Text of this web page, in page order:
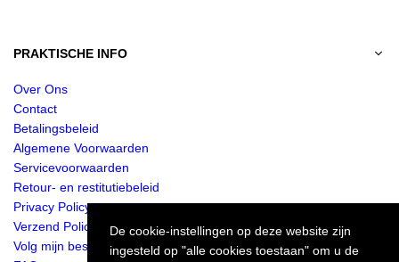
PRAKTISCHE INFO
Over Ons
Contact
Betalingsbeleid
Algemene Voorwaarden
Servicevoorwaarden
Retour- en restitutiebeleid
Privacy Policy
Verzend Policy
Volg mijn bestelling
De cookie-instellingen op deze website zijn
ingesteld op "alle cookies toestaan" om u de